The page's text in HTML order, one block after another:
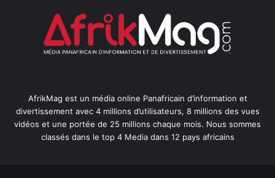
AfrikMag est un média online Panafricain d’information et
divertissement avec 4 millions d’utilisateurs, 8 millions des vues
vidéos et une portée de 25 millions chaque mois. Nous sommes
classés dans le top 4 Media dans 12 pays africains